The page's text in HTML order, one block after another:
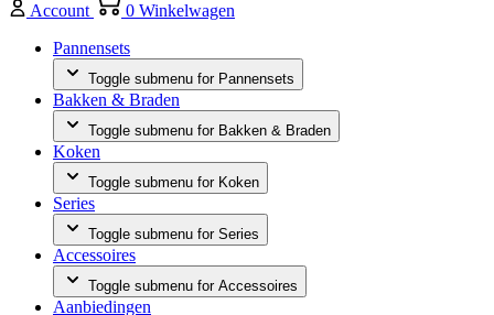
Account 0 Winkelwagen
Pannensets
Toggle submenu for Pannensets
Bakken & Braden
Toggle submenu for Bakken & Braden
Koken
Toggle submenu for Koken
Series
Toggle submenu for Series
Accessoires
Toggle submenu for Accessoires
Aanbiedingen